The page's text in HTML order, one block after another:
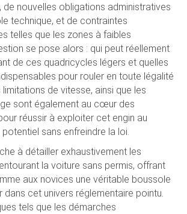
de nouvelles obligations administratives
technique, et de contraintes
telles que les zones à faibles
se pose alors : qui peut réellement
de ces quadricycles légers et quelles
pour rouler en toute légalité
limitations de vitesse, ainsi que les
sont également au cœur des
réussir à exploiter cet engin au
sans enfreindre la loi.
à détailler exhaustivement les
la voiture sans permis, offrant
aux novices une véritable boussole
dans cet univers réglementaire pointu.
tels que les démarches